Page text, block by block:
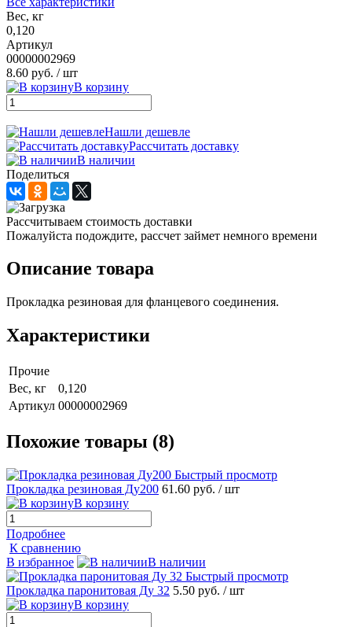
Вес, кг
0,120
Артикул
00000002969
8.60 руб. / шт
В корзину
Нашли дешевле
Рассчитать доставку
В наличии
Поделиться
Рассчитываем стоимость доставки
Пожалуйста подождите, рассчет займет немного времени
Описание товара
Прокладка резиновая для фланцевого соединения.
Характеристики
Прочие
Вес, кг
0,120
Артикул 00000002969
Похожие товары (8)
Быстрый просмотр
Прокладка резиновая Ду200 61.60 руб. / шт
В корзину
Подробнее
К сравнению
В избранное
В наличии
Быстрый просмотр
Прокладка паронитовая Ду 32 5.50 руб. / шт
В корзину